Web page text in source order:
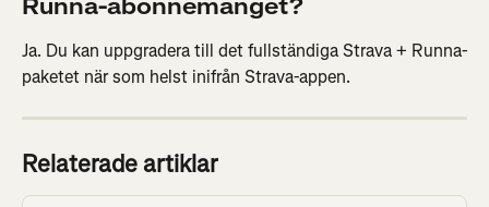
Runna-abonnemanget?
Ja. Du kan uppgradera till det fullständiga Strava + Runna-
paketet när som helst inifrån Strava-appen.
Relaterade artiklar